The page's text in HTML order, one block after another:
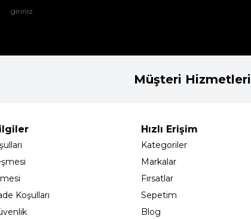
Müşteri Hizmetleri
Koşulları
Hızlı Erişim
Kategoriler
Markalar
Fırsatlar
Sepetim
Blog